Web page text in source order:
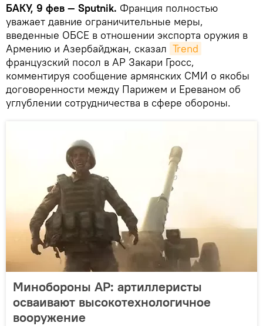
БАКУ, 9 фев — Sputnik. Франция полностью
уважает давние ограничительные меры,
введенные ОБСЕ в отношении экспорта оружия в
Армению и Азербайджан, сказал Trend
французский посол в АР Закари Гросс,
комментируя сообщение армянских СМИ о якобы
договоренности между Парижем и Ереваном об
углублении сотрудничества в сфере обороны.
Минобороны АР: артиллеристы
осваивают высокотехнологичное
вооружение